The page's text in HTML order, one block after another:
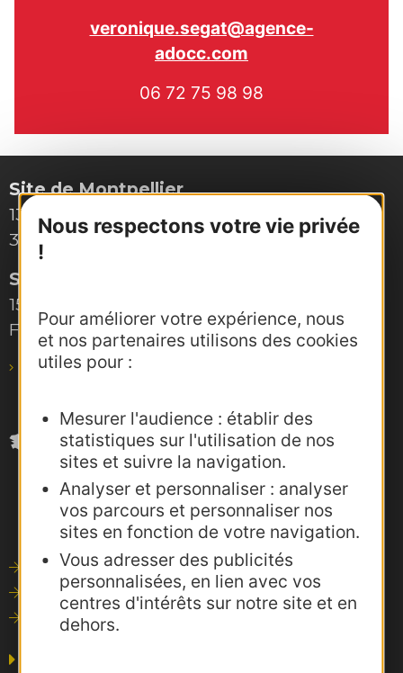
Nous respectons votre vie privée
!
Pour améliorer votre expérience, nous
et nos partenaires utilisons des cookies
utiles pour :
Mesurer l'audience : établir des
statistiques sur l'utilisation de nos
sites et suivre la navigation.
Analyser et personnaliser : analyser
vos parcours et personnaliser nos
sites en fonction de votre navigation.
Vous adresser des publicités
personnalisées, en lien avec vos
centres d'intérêts sur notre site et en
dehors.
veronique.segat@agence-
adocc.com
06 72 75 98 98
Site de Montpellier
132, boulevard Pénélope
34000 Montpellier
Site de Toulouse
15, rue Rivals – CS 78543
F-31685 Toulouse Cedex 6
pro@agence-adocc.com
Outils de communication
Photothèque
Consultations